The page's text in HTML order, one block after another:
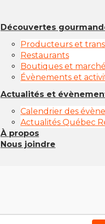
Découvertes
Producteurs et
Restaurants
Boutiques et
Évènements et
Actualités et
Calendrier des
Actualités Québec
À propos
Nous joindre